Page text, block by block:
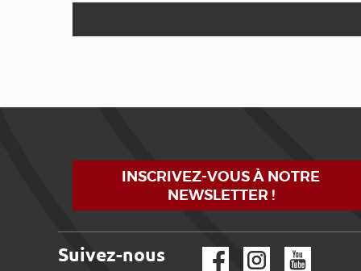
INSCRIVEZ-VOUS À NOTRE
NEWSLETTER !
Suivez-nous